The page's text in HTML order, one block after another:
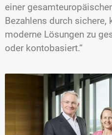
einer
Bezahlens durch
moderne Lösungen zu
oder kontobasiert.“